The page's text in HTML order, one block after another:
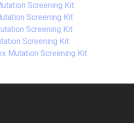
Screening Kit
Screening Kit
Screening Kit
Screening Kit
Mutation Screening Kit